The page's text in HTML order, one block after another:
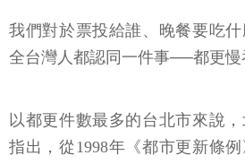
我們對於票投給誰、晚餐要吃
全台灣人都認同一件事──都更慢
以都更件數最多的台北市來說
指出，從1998年《都市更新條例